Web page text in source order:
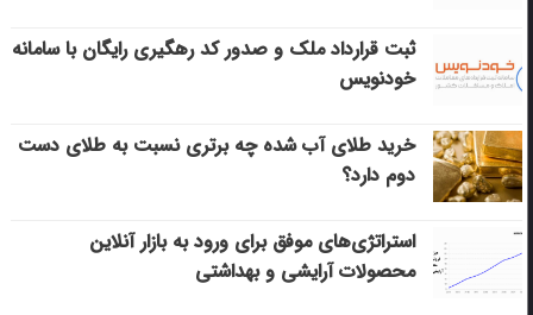
ثبت قرارداد ملک و صدور کد رهگیری رایگان با سامانه
خودنویس
خرید طلای آب شده چه برتری نسبت به طلای دست
دوم دارد؟
استراتژی‌های موفق برای ورود به بازار آنلاین
محصولات آرایشی و بهداشتی